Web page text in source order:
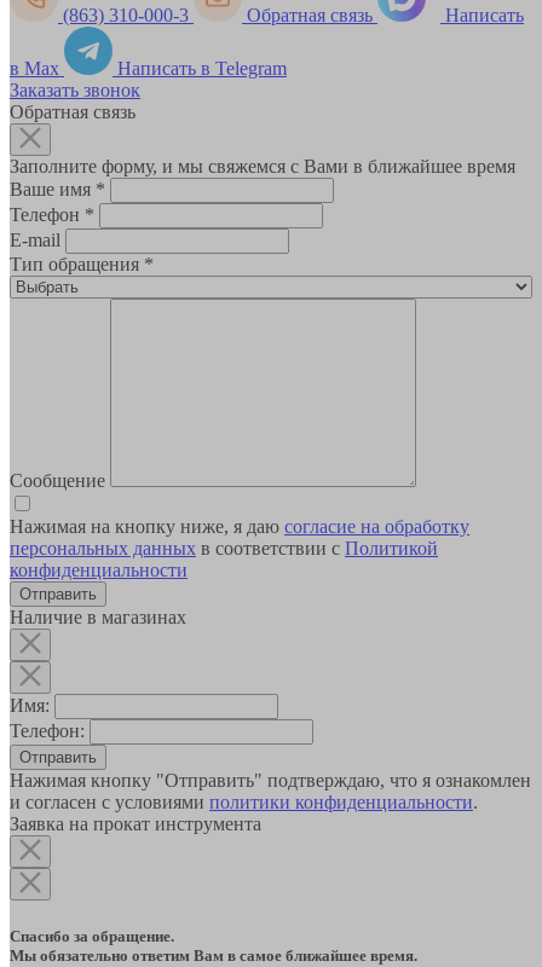
(863) 310-000-3 Обратная связь Написать
в Max
Написать в Telegram
Заказать звонок
Обратная связь
Заполните форму, и мы свяжемся с Вами в ближайшее время
Ваше имя *
Телефон *
E-mail
Тип обращения *
Сообщение
Нажимая на кнопку ниже, я даю согласие на обработку
персональных данных в соответствии с Политикой
конфиденциальности
Наличие в магазинах
Имя:
Телефон:
Отправить
Нажимая кнопку "Отправить" подтверждаю, что я ознакомлен
и согласен с условиями политики конфиденциальности.
Заявка на прокат инструмента
Спасибо за обращение.
Мы обязательно ответим Вам в самое ближайшее время.